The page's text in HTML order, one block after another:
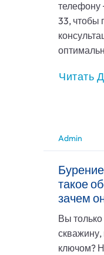
33, чтобы
Читать
Admin
такое
зачем
Вы
ключом?